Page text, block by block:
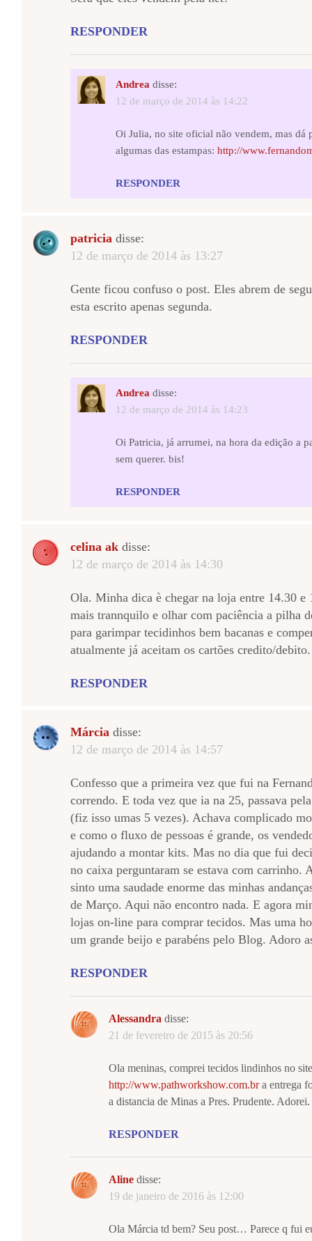
RESPONDER
Andrea disse:
12 de março de 2014 às 14:22
Oi Julia, no site oficial não vendem, mas dá
algumas das estampas: http://
RESPONDER
patricia disse:
12 de março de 2014 às 13:27
Gente ficou confuso o post. Eles abrem de
esta escrito apenas segunda.
RESPONDER
Andrea disse:
12 de março de 2014 às 14:23
Oi Patricia, já arrumei, na hora da edição a
sem querer. bis!
RESPONDER
celina ak disse:
12 de março de 2014 às 14:30
Ola. Minha dica è chegar na loja entre 14.30 e
mais trannquilo e olhar com paciência a pilha
para garimpar tecidinhos bem bacanas e
atualmente já aceitam os cartões credito/
RESPONDER
Márcia disse:
12 de março de 2014 às 14:57
Confesso que a primeira vez que fui na
correndo. E toda vez que ia na 25, passava
(fiz isso umas 5 vezes). Achava complicado
e como o fluxo de pessoas é grande, os
ajudando a montar kits. Mas no dia que fui
no caixa perguntaram se estava com carrinho.
sinto uma saudade enorme das minhas
de Março. Aqui não encontro nada. E agora
lojas on-line para comprar tecidos. Mas uma
um grande beijo e parabéns pelo Blog. Adoro
RESPONDER
Alessandra disse:
21 de fevereiro de 2015 às 20:56
Ola meninas, comprei tecidos lindinhos no site
http://www.pathworkshow.com.bra entrega
a distancia de Minas a Pres. Prudente. Adorei.
RESPONDER
Aline disse:
19 de janeiro de 2016 às 12:00
Ola Márcia td bem? Seu post… Parece q fui